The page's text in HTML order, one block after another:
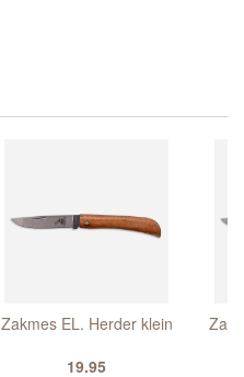
Zakmes EL. Herder klein
19.95